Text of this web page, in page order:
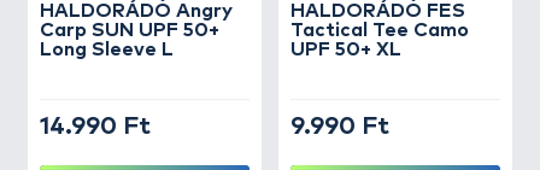
HALDORÁDÓ Angry
Carp SUN UPF 50+
Long Sleeve L
14.990 Ft
HALDORÁDÓ FES
Tactical Tee Camo
UPF 50+ XL
9.990 Ft